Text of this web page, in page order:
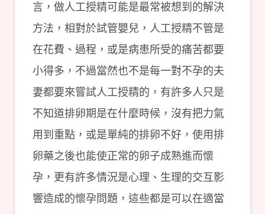
言，做人工授精可能是最常被想到的解決
方法，相對於試管嬰兒，人工授精不管是
在花費、過程，或是病患所受的痛苦都要
小得多，不過當然也不是每一對不孕的夫
妻都要來嘗試人工授精的，有許多人只是
不知道排卵期是在什麼時候，沒有把力氣
用到重點，或是單純的排卵不好，使用排
卵藥之後也能使正常的卵子成熟進而懷
孕，更有許多情況是心理、生理的交互影
響造成的懷孕問題，這些都是可以在適當